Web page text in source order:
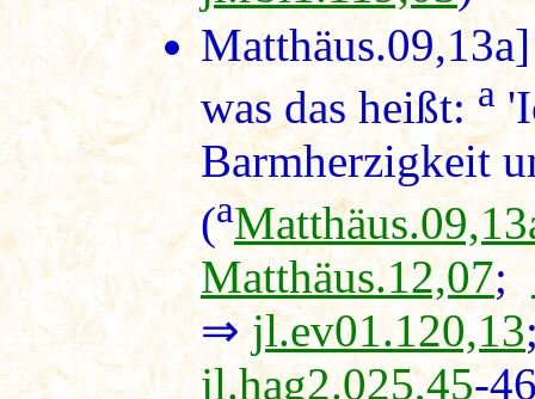
Matthäus.09,13a
was das heißt:a
Barmherzigkeit
(a
Matthäus.12,07;
⇒jl.ev01.120,13
jl.hag2.025,45-